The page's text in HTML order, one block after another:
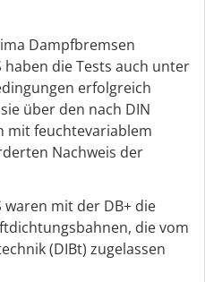
Dampfbremsen
haben die Tests auch unter
erfolgreich
über den nach DIN
mit feuchtevariablem
Nachweis der
waren mit der DB+ die
die vom
(DIBt) zugelassen